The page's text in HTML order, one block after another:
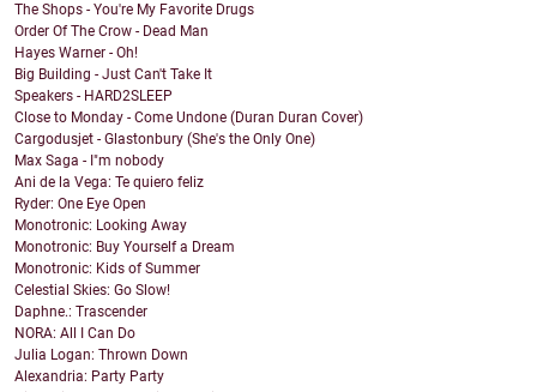
The Shops - You're My Favorite Drugs
Order Of The Crow - Dead Man
Hayes Warner - Oh!
Big Building - Just Can't Take It
Speakers - HARD2SLEEP
Close to Monday - Come Undone (Duran Duran Cover)
Cargodusjet - Glastonbury (She's the Only One)
Max Saga - I"m nobody
Ani de la Vega: Te quiero feliz
Ryder: One Eye Open
Monotronic: Looking Away
Monotronic: Buy Yourself a Dream
Monotronic: Kids of Summer
Celestial Skies: Go Slow!
Daphne.: Trascender
NORA: All I Can Do
Julia Logan: Thrown Down
Alexandria: Party Party